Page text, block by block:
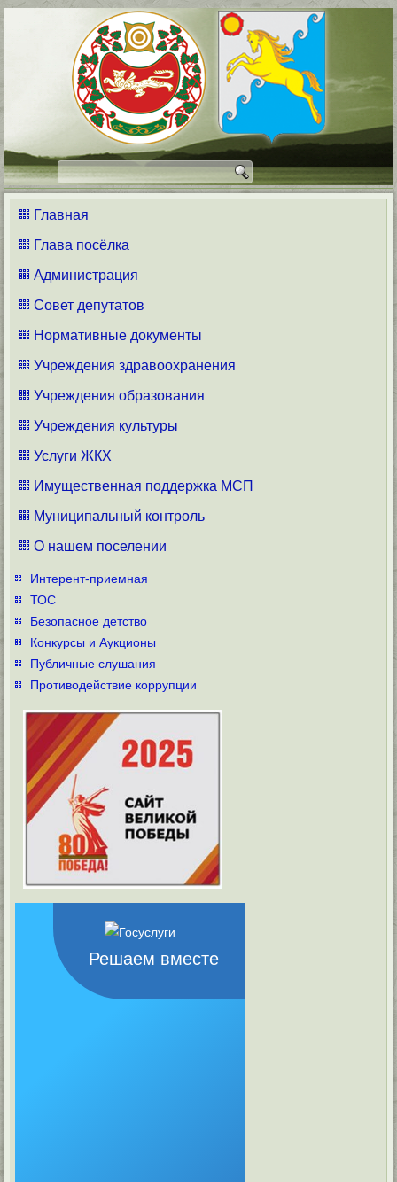
Главная
Глава посёлка
Администрация
Совет депутатов
Нормативные документы
Учреждения здравоохранения
Учреждения образования
Учреждения культуры
Услуги ЖКХ
Имущественная поддержка МСП
Муниципальный контроль
О нашем поселении
Интерент-приемная
ТОС
Безопасное детство
Конкурсы и Аукционы
Публичные слушания
Противодействие коррупции
Решаем вместе